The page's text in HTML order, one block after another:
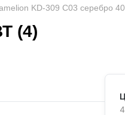
KD-309 C03 серебро
(4)